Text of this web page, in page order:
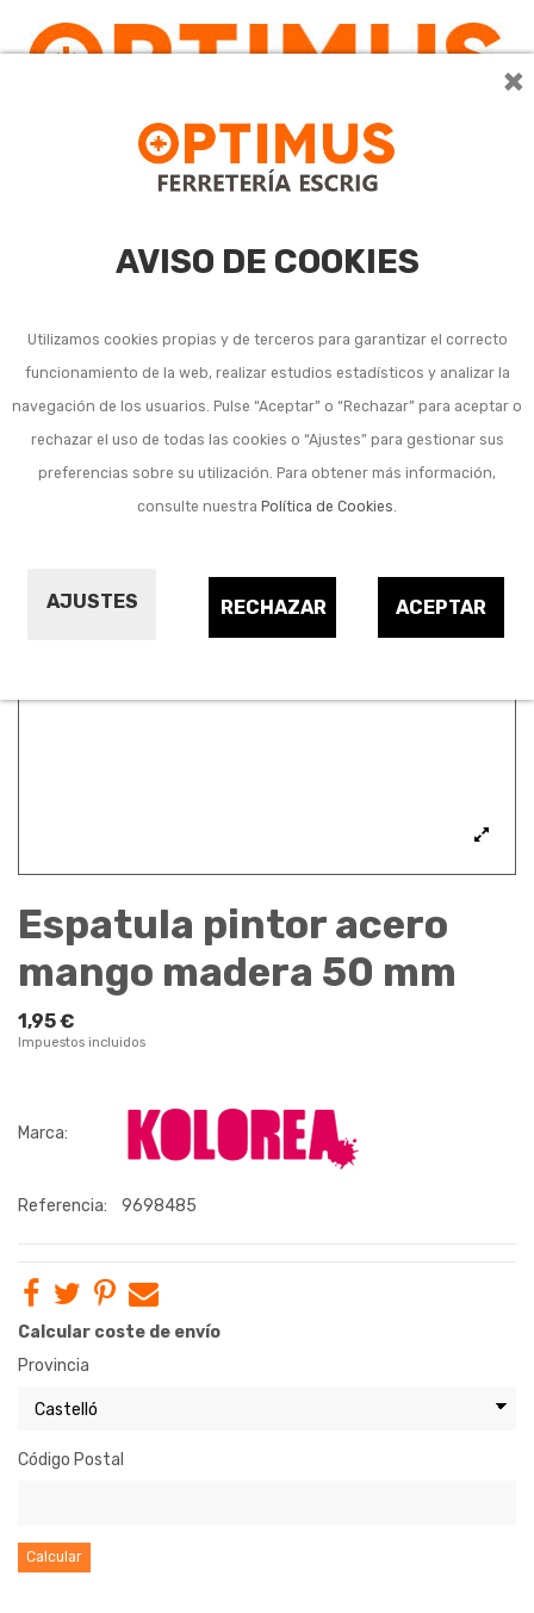
×
AVISO DE COOKIES
Utilizamos cookies propias y de terceros para garantizar el correcto
funcionamiento de la web, realizar estudios estadísticos y analizar la
navegación de los usuarios. Pulse “Aceptar” o “Rechazar” para aceptar o
rechazar el uso de todas las cookies o “Ajustes” para gestionar sus
preferencias sobre su utilización. Para obtener más información,
consulte nuestra Política de Cookies.
AJUSTES ACEPTAR
RECHAZAR
¡OFERTA!
Espatula pintor acero
mango madera 50 mm
1,95 €
Impuestos incluidos
Marca:
Referencia: 9698485
Calcular coste de envío
Provincia
Código Postal
Calcular